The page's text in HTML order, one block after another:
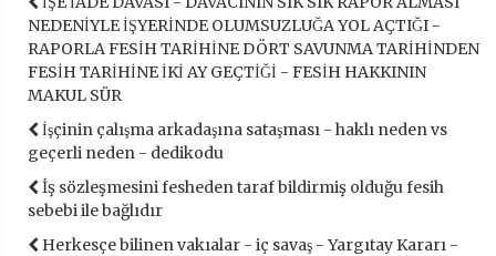
NEDENİYLE İŞYERİNDE OLUMSUZLUĞA YOL AÇTIĞI -
RAPORLA FESİH TARİHİNE DÖRT SAVUNMA TARİHİNDEN
FESİH TARİHİNE İKİ AY GEÇTİĞİ - FESİH HAKKININ
MAKUL SÜR
İşçinin çalışma arkadaşına sataşması - haklı neden vs
geçerli neden - dedikodu
İş sözleşmesini fesheden taraf bildirmiş olduğu fesih
sebebi ile bağlıdır
Herkesçe bilinen vakıalar - iç savaş - Yargıtay Kararı -